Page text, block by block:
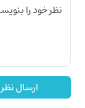
ارسال نظر